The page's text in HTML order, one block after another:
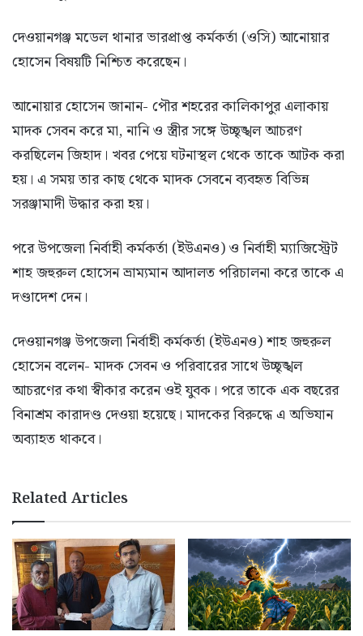
দেওয়ানগঞ্জ মডেল থানার ভারপ্রাপ্ত কর্মকর্তা (ওসি) আনোয়ার
হোসেন বিষয়টি নিশ্চিত করেছেন।
আনোয়ার হোসেন জানান- পৌর শহরের কালিকাপুর এলাকায়
মাদক সেবন করে মা, নানি ও স্ত্রীর সঙ্গে উচ্ছৃঙ্খল আচরণ
করছিলেন জিহাদ। খবর পেয়ে ঘটনাস্থল থেকে তাকে আটক করা
হয়। এ সময় তার কাছ থেকে মাদক সেবনে ব্যবহৃত বিভিন্ন
সরঞ্জামাদী উদ্ধার করা হয়।
পরে উপজেলা নির্বাহী কর্মকর্তা (ইউএনও) ও নির্বাহী ম্যাজিস্ট্রেট
শাহ জহুরুল হোসেন ভ্রাম্যমান আদালত পরিচালনা করে তাকে এ
দণ্ডাদেশ দেন।
দেওয়ানগঞ্জ উপজেলা নির্বাহী কর্মকর্তা (ইউএনও) শাহ জহুরুল
হোসেন বলেন- মাদক সেবন ও পরিবারের সাথে উচ্ছৃঙ্খল
আচরণের কথা স্বীকার করেন ওই যুবক। পরে তাকে এক বছরের
বিনাশ্রম কারাদণ্ড দেওয়া হয়েছে। মাদকের বিরুদ্ধে এ অভিযান
অব্যাহত থাকবে।
Related Articles